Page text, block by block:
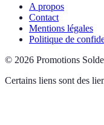
A propos
Contact
Mentions légales
Politique de
© 2026 Promotions
Certains liens sont des